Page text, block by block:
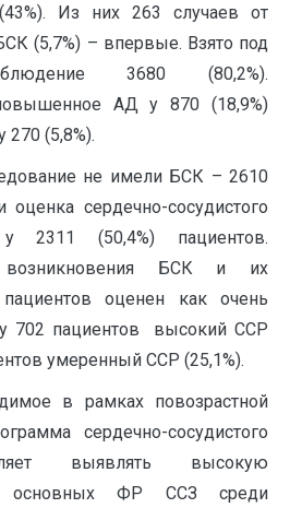
Из них 263 случаев от
(5,7%) – впервые. Взято под
3680 (80,2%).
АД у 870 (18,9%)
270 (5,8%).
не имели БСК – 2610
сердечно-сосудистого
2311 (50,4%) пациентов.
БСК и их
оценен как очень
702 пациентов высокий ССР
умеренный ССР (25,1%).
в рамках повозрастной
сердечно-сосудистого
выявлять высокую
основных ФР ССЗ среди